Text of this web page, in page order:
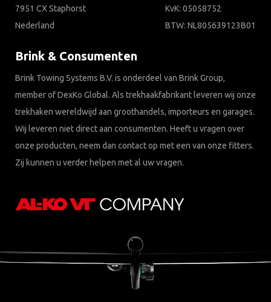
7951 CX Staphorst
Nederland
KvK: 05058752
BTW: NL805639123B01
Brink & Consumenten
Brink Towing Systems B.V. is onderdeel van Brink Group,
member of DexKo Global. Als trekhaakfabrikant leveren wij onze
trekhaken wereldwijd aan groothandels, importeurs en garages.
Wij leveren niet direct aan consumenten. Heeft u vragen over
onze producten, neem dan contact op met een van onze fitters.
Zij kunnen u verder helpen met al uw vragen.